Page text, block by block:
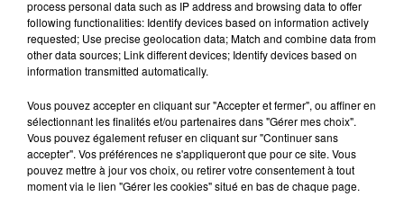
Podcasts Voir plus
Kelly Massol, figure
emblématique de
l'entrepreneuriat féminin
process personal data such as IP address and browsing data to offer
following functionalities: Identify devices based on information actively
requested; Use precise geolocation data; Match and combine data from
other data sources; Link different devices; Identify devices based on
information transmitted automatically.
Vous pouvez accepter en cliquant sur "Accepter et fermer", ou affiner en
sélectionnant les finalités et/ou partenaires dans "Gérer mes choix".
Vous pouvez également refuser en cliquant sur "Continuer sans
accepter". Vos préférences ne s'appliqueront que pour ce site. Vous
pouvez mettre à jour vos choix, ou retirer votre consentement à tout
moment via le lien "Gérer les cookies" situé en bas de chaque page.